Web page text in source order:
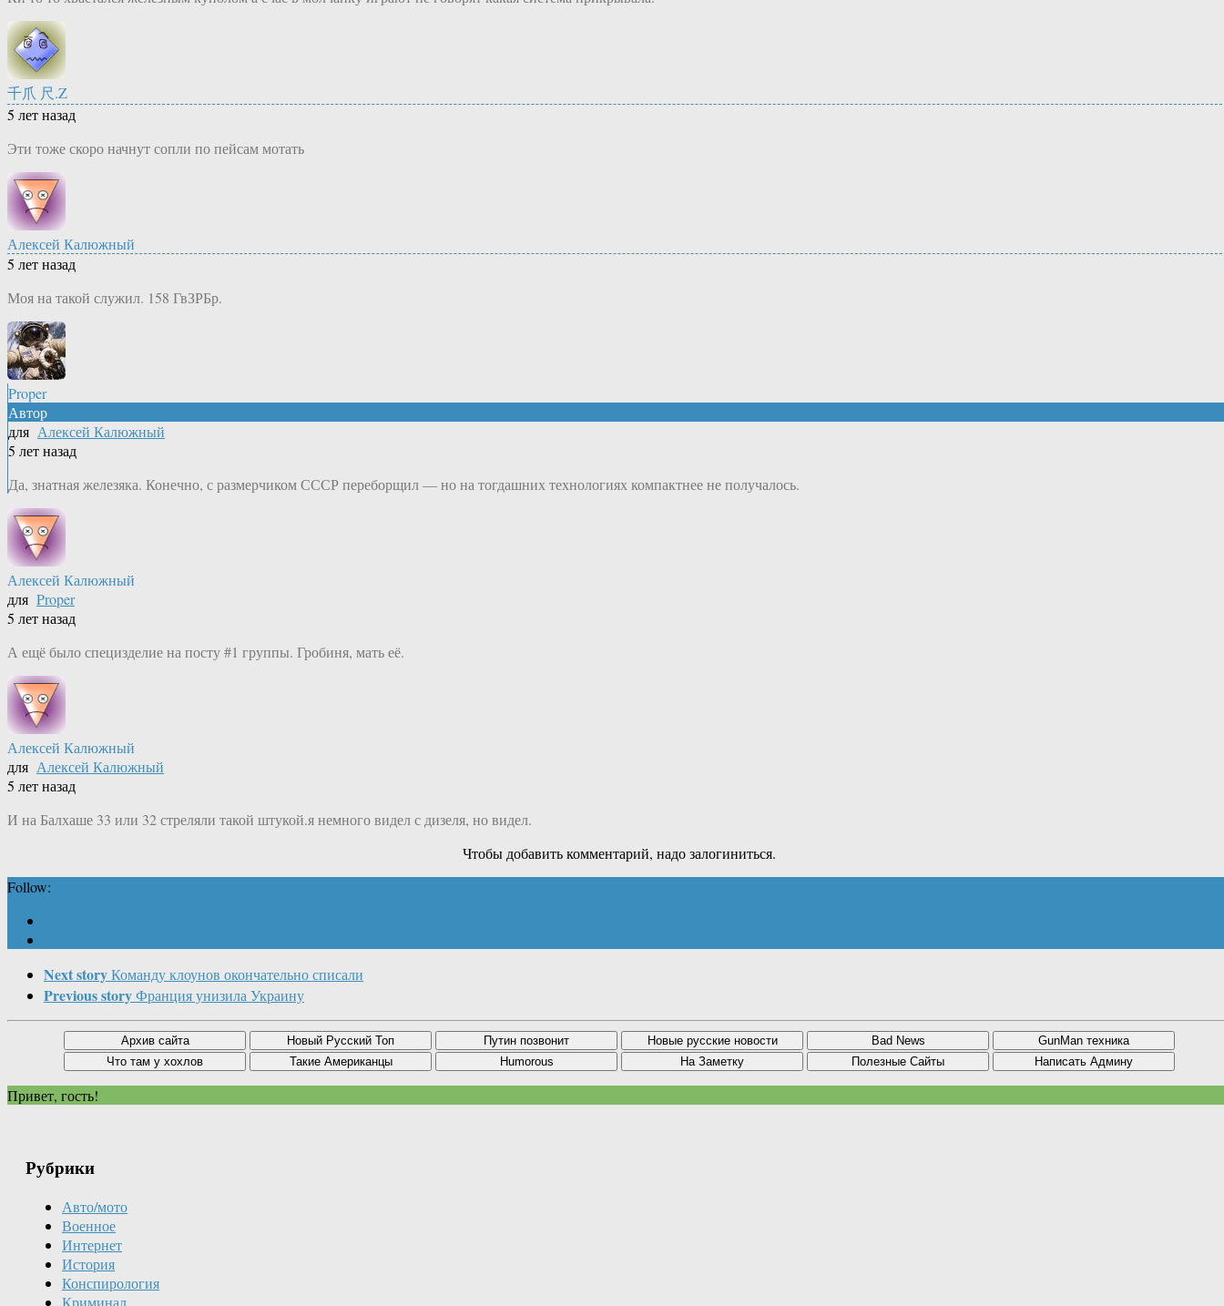
千爪 尺.Z
5 лет назад
Эти тоже скоро начнут сопли по пейсам мотать
Алексей Калюжный
5 лет назад
Моя на такой служил. 158 ГвЗРБр.
Proper
Автор
для Алексей Калюжный
5 лет назад
Да, знатная железяка. Конечно, с размерчиком СССР переборщил — но на тогдашних технологиях компактнее не получалось.
Алексей Калюжный
для Proper
5 лет назад
А ещё было специзделие на посту #1 группы. Гробиня, мать её.
Алексей Калюжный
для Алексей Калюжный
5 лет назад
И на Балхаше 33 или 32 стреляли такой штукой.я немного видел с дизеля, но видел.
Чтобы добавить комментарий, надо залогиниться.
Follow:
Next storyКоманду клоунов окончательно списали
Previous storyФранция унизила Украину
Привет, гость!
Рубрики
Авто/мото
Военное
Интернет
История
Конспирология
Криминал